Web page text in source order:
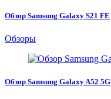
Обзор Samsung Galaxy S21 FE
Обзоры
Обзор Samsung Galaxy A52 5G